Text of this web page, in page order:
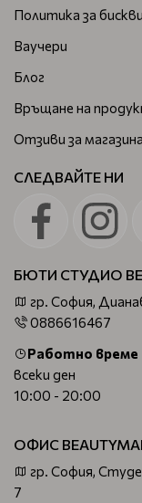
Политика за
Ваучери
Блог
Връщане на
Отзиви за магазина
СЛЕДВАЙТЕ НИ
БЮТИ СТУДИО
гр. София,
0886616467
Работно време
всеки ден
10:00 - 20:00
ОФИС
гр. София,
7